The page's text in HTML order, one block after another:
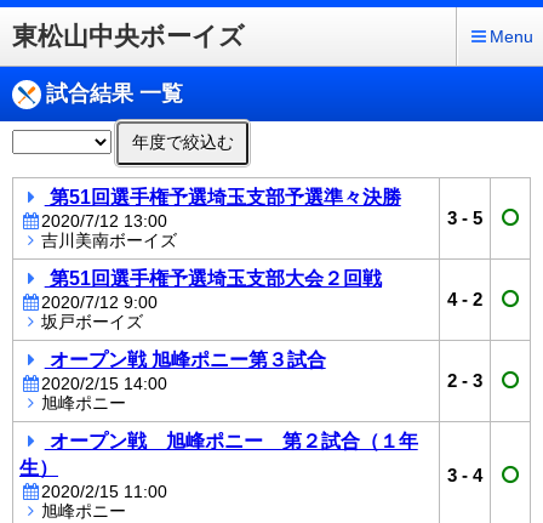
東松山中央ボーイズ Menu
試合結果 一覧
年度で絞込む
第51回選手権予選埼玉支部予選準々決勝
2020/7/12 13:00
吉川美南ボーイズ
3 - 5
第51回選手権予選埼玉支部大会２回戦
2020/7/12 9:00
坂戸ボーイズ
4- 2
オープン戦 旭峰ポニー第３試合
2020/2/15 14:00
旭峰ポニー
2 - 3
オープン戦 旭峰ポニー 第２試合（１年
生）
2020/2/15 11:00
旭峰ポニー
3 - 4